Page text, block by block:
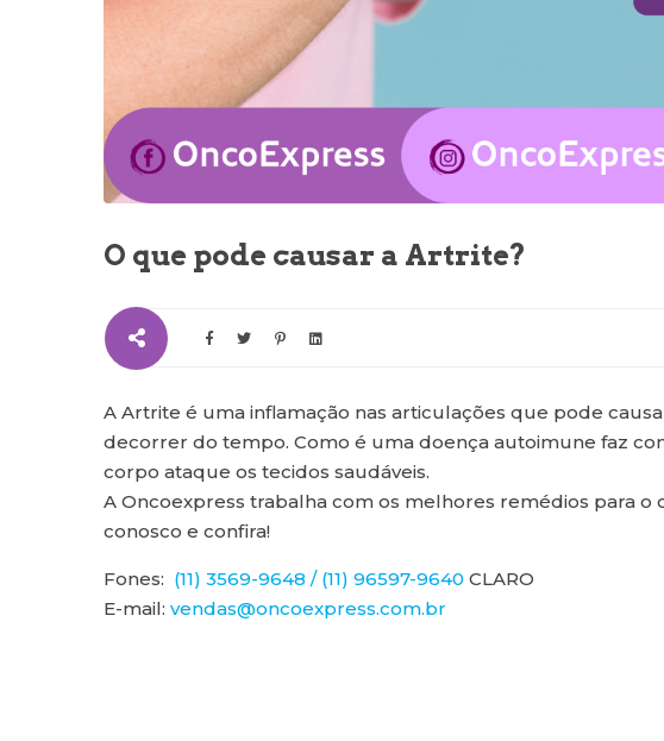
O que pode causar a Artrite?
A Artrite é uma inflamação nas articulações que pode
decorrer do tempo. Como é uma doença autoimune faz
corpo ataque os tecidos saudáveis.
A Oncoexpress trabalha com os melhores remédios para
conosco e confira!
Fones: (11) 3569-9648 / (11) 96597-9640 CLARO
E-mail: vendas@oncoexpress.com.br